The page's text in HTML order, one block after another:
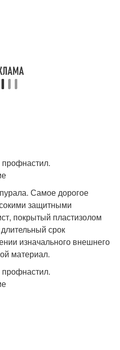
Самое дорогое
защитными
покрытый пластизолом
срок
изначального внешнего
материал.